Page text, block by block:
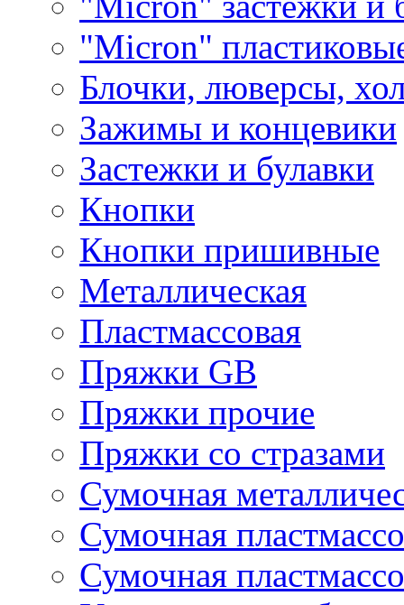
"Micron"
Блочки, люверсы,
Зажимы и концевики
Застежки и булавки
Кнопки
Кнопки пришивные
Металлическая
Пластмассовая
Пряжки GB
Пряжки прочие
Пряжки со стразами
Сумочная
Сумочная
Сумочная